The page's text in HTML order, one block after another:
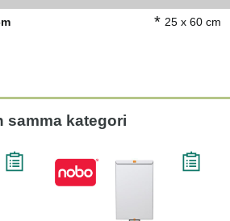
* 25 x 60 cm
samma kategori